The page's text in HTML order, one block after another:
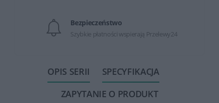
Bezpieczeństwo
Szybkie płatności wspierają Przelewy24
OPIS SERII
SPECYFIKACJA
ZAPYTANIE O PRODUKT